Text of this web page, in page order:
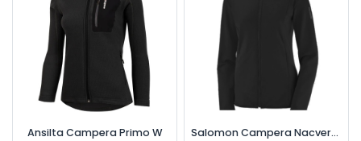
Ansilta Campera Primo W Salomon Campera Nacvery FZ W
Ivo · Refugio 73
● En línea